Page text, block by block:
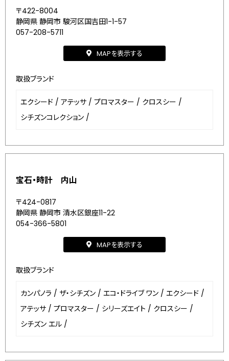
〒422-8004
静岡県 静岡市 駿河区国吉田1-1-57
057-208-5711
MAPを表示する
取扱ブランド
エクシード / アテッサ / プロマスター / クロスシー /
シチズンコレクション /
宝石・時計 内山
〒424-0817
静岡県 静岡市 清水区銀座11-22
054-366-5801
MAPを表示する
取扱ブランド
カンパノラ / ザ・シチズン / エコ・ドライブ ワン / エクシード /
アテッサ / プロマスター / シリーズエイト / クロスシー /
シチズン エル /